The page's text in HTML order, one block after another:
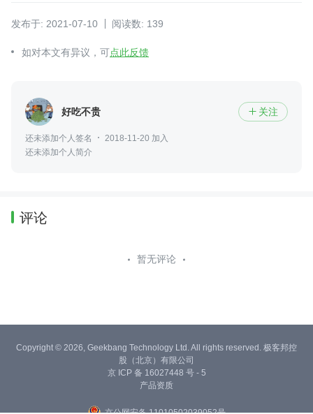
发布于: 2021-07-10 阅读数: 139
如对本文有异议，可点此反馈
好吃不贵  关注
还未添加个人签名
2018-11-20 加入
还未添加个人简介
评论
暂无评论
Copyright © 2026, Geekbang Technology Ltd. All rights reserved. 极客邦控
股（北京）有限公司
京 ICP 备 16027448 号 - 5
产品资质